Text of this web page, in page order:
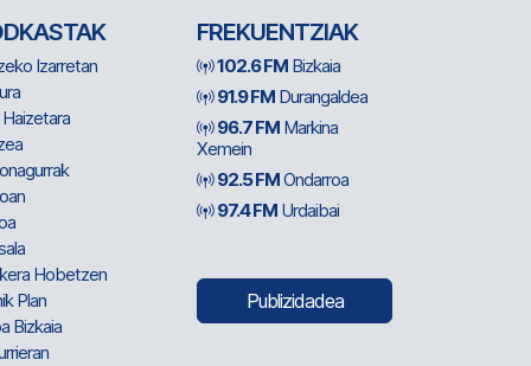
Izarretan
Hobetzen
Plan
Bizkaia
FREKUENTZIAK
102.6 FM Bizkaia
91.9 FM Durangaldea
96.7 FM Markina
Xemein
92.5 FMOndarroa
97.4 FM Urdaibai
Publizidadea